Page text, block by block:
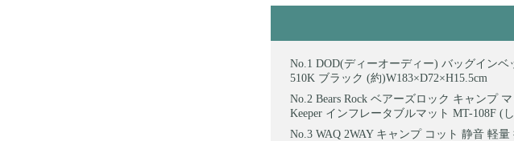
DOD(ディーオーディー) バッグイン
510K ブラック (約)W183×D72×H15.5cm
Bears Rock ベアーズロック キャンプ
Keeper インフレータブルマット MT-108F (
WAQ 2WAY キャンプ コット 静音 軽